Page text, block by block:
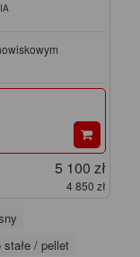
5 100 zł
4 850 zł
stałe / pellet